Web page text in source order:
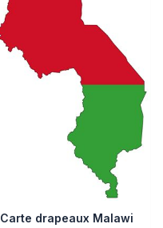
Carte drapeaux Malawi